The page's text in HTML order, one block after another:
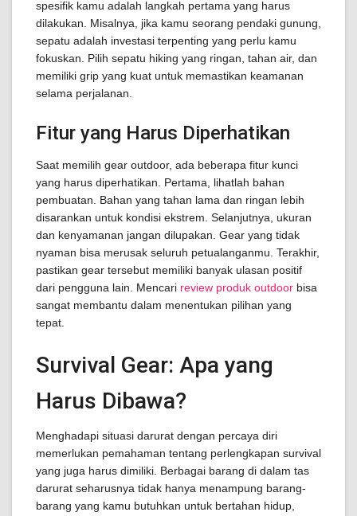
spesifik kamu adalah langkah pertama yang harus
dilakukan. Misalnya, jika kamu seorang pendaki gunung,
sepatu adalah investasi terpenting yang perlu kamu
fokuskan. Pilih sepatu hiking yang ringan, tahan air, dan
memiliki grip yang kuat untuk memastikan keamanan
selama perjalanan.
Fitur yang Harus Diperhatikan
Saat memilih gear outdoor, ada beberapa fitur kunci
yang harus diperhatikan. Pertama, lihatlah bahan
pembuatan. Bahan yang tahan lama dan ringan lebih
disarankan untuk kondisi ekstrem. Selanjutnya, ukuran
dan kenyamanan jangan dilupakan. Gear yang tidak
nyaman bisa merusak seluruh petualanganmu. Terakhir,
pastikan gear tersebut memiliki banyak ulasan positif
dari pengguna lain. Mencari review produk outdoor bisa
sangat membantu dalam menentukan pilihan yang
tepat.
Survival Gear: Apa yang
Harus Dibawa?
Menghadapi situasi darurat dengan percaya diri
memerlukan pemahaman tentang perlengkapan survival
yang juga harus dimiliki. Berbagai barang di dalam tas
darurat seharusnya tidak hanya menampung barang-
barang yang kamu butuhkan untuk bertahan hidup,